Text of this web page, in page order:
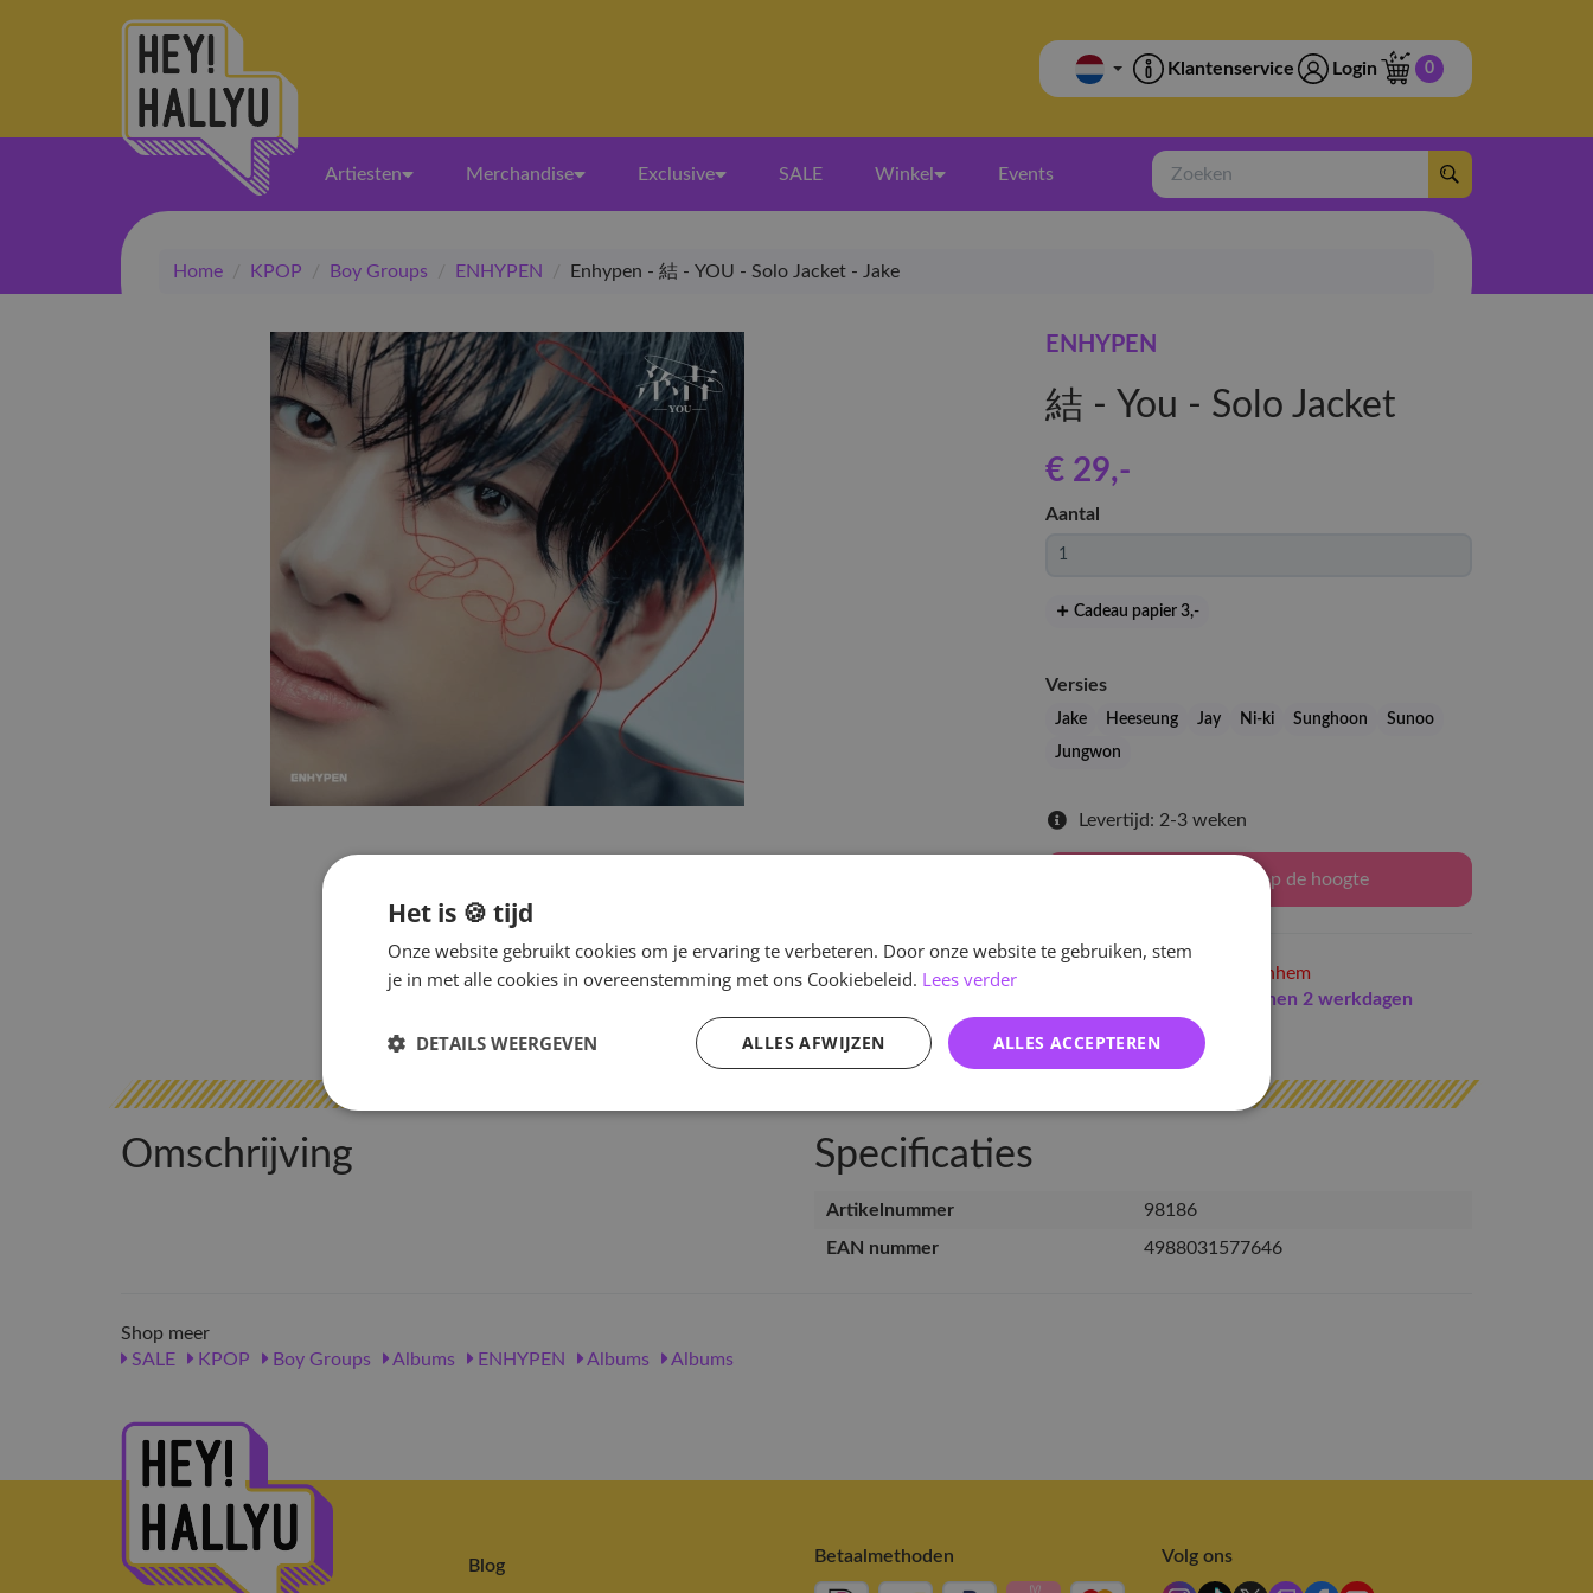
Klantenservice Login 0
Artiesten Merchandise Exclusive SALE Winkel Events
Zoeken
Home / KPOP / Boy Groups / ENHYPEN / Enhypen - 結 - YOU - Solo Jacket - Jake
ENHYPEN
結 - You - Solo Jacket
€ 29,-
Aantal
Cadeau papier 3,-
Versies
Jake Heeseung Jay Ni-ki Sunghoon
Sunoo
Jungwon
Levertijd: 2-3 weken
Houd mij op de hoogte
in Arnhem
binnen 2 werkdagen
Omschrijving Specificaties
Artikelnummer
98186
EAN nummer
4988031577646
Shop meer
SALE
KPOP Boy Groups Albums ENHYPEN Albums Albums
Blog Betaalmethoden Volg ons
Het is 🍪 tijd
Onze website gebruikt cookies om je ervaring te verbeteren. Door onze website te gebruiken, stem
je in met alle cookies in overeenstemming met ons Cookiebeleid. Lees verder
ALLES ACCEPTEREN
ALLES AFWIJZEN
DETAILS WEERGEVEN